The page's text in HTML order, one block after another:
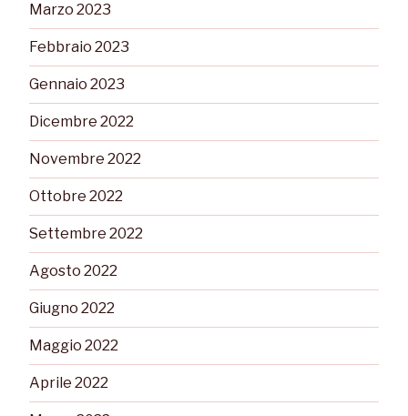
Marzo 2023
Febbraio 2023
Gennaio 2023
Dicembre 2022
Novembre 2022
Ottobre 2022
Settembre 2022
Agosto 2022
Giugno 2022
Maggio 2022
Aprile 2022